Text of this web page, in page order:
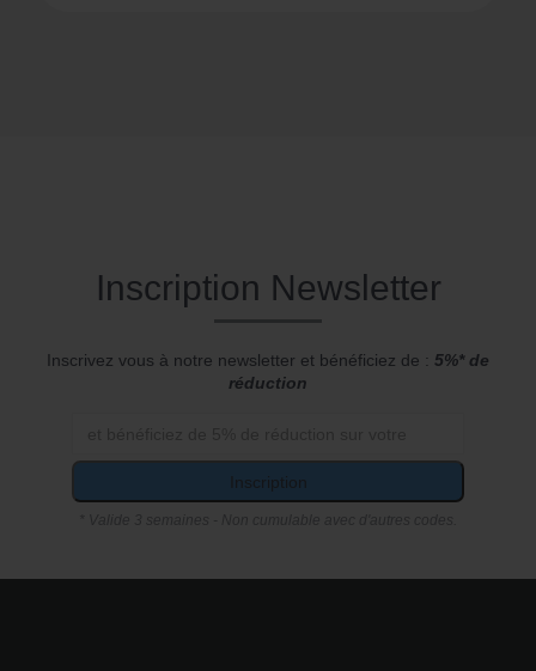
Inscription Newsletter
Inscrivez vous à notre newsletter et bénéficiez de : 5%* de
réduction
Inscription